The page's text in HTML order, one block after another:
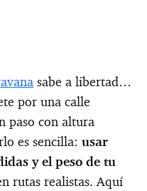
sabe a libertad…
por una calle
paso con altura
es sencilla: usar
y el peso de tu
rutas realistas. Aquí